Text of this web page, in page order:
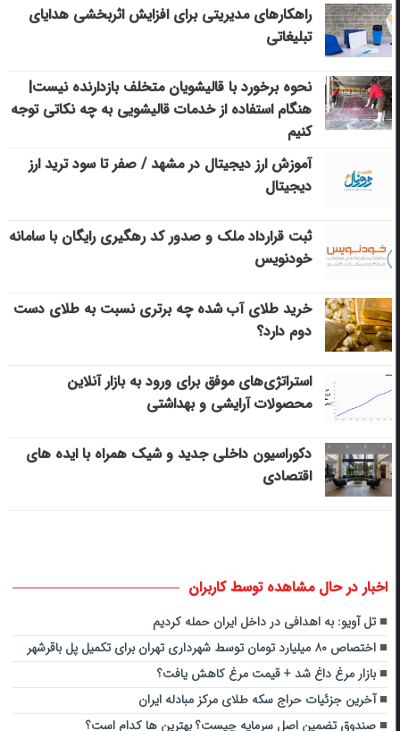
راهکارهای مدیریتی برای افزایش اثربخشی هدایای
تبلیغاتی
نحوه برخورد با قالیشویان متخلف بازدارنده نیست|
هنگام استفاده از خدمات قالیشویی به چه نکاتی توجه
کنیم
آموزش ارز دیجیتال در مشهد / صفر تا سود ترید ارز
دیجیتال
ثبت قرارداد ملک و صدور کد رهگیری رایگان با سامانه
خودنویس
خرید طلای آب شده چه برتری نسبت به طلای دست
دوم دارد؟
استراتژی‌های موفق برای ورود به بازار آنلاین
محصولات آرایشی و بهداشتی
دکوراسیون داخلی جدید و شیک همراه با ایده های
اقتصادی
اخبار در حال مشاهده توسط کاربران
تل آویو: به اهدافی در داخل ایران حمله کردیم
اختصاص ۸۰‌ میلیارد تومان توسط شهرداری تهران برای تکمیل پل باقرشهر
بازار مرغ داغ شد + قیمت مرغ کاهش یافت؟
آخرین جزئیات حراج سکه طلای مرکز مبادله ایران
صندوق تضمین اصل سرمایه چیست؟ بهترین ها کدام است؟